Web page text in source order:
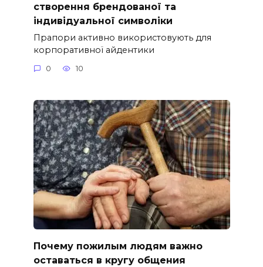
створення брендованої та
індивідуальної символіки
Прапори активно використовують для
корпоративної айдентики
0 10
Почему пожилым людям важно
оставаться в кругу общения